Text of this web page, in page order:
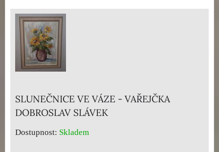
SLUNEČNICE VE VÁZE - VAŘEJČKA
DOBROSLAV SLÁVEK
Dostupnost: Skladem